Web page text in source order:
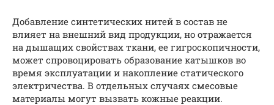
Добавление синтетических нитей в состав не
влияет на внешний вид продукции, но отражается
на дышащих свойствах ткани, ее гигроскопичности,
может спровоцировать образование катышков во
время эксплуатации и накопление статического
электричества. В отдельных случаях смесовые
материалы могут вызвать кожные реакции.